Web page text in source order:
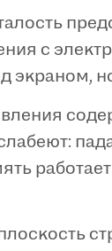
с
экраном,